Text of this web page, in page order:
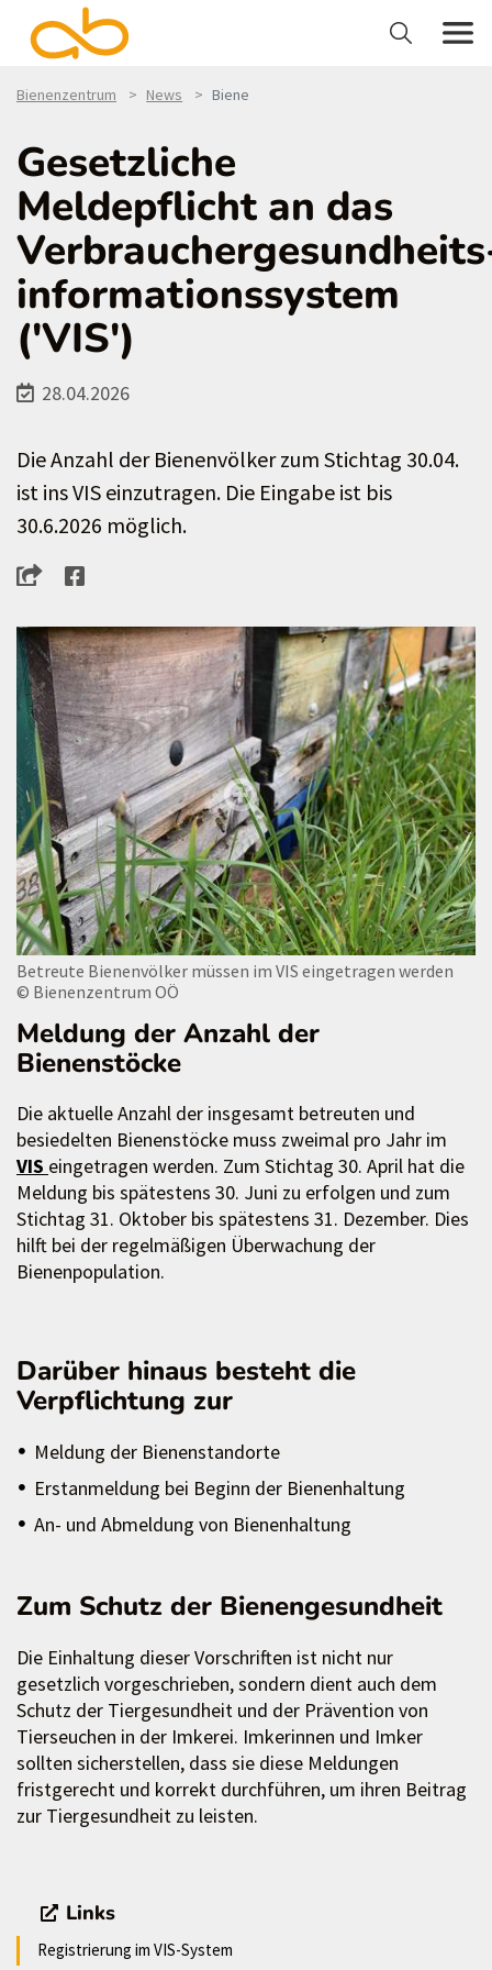
Bienenzentrum News Biene
Gesetzliche
Meldepflicht an das
informationssystem
('VIS')
28.04.2026
Die Anzahl der Bienenvölker zum Stichtag 30.04.
ist ins VIS einzutragen. Die Eingabe ist bis
30.6.2026 möglich.
Betreute Bienenvölker müssen im VIS eingetragen werden
© Bienenzentrum OÖ
Meldung der Anzahl der
Bienenstöcke
Die aktuelle Anzahl der insgesamt betreuten und
besiedelten Bienenstöcke muss zweimal pro Jahr im
VIS eingetragen werden. Zum Stichtag 30. April hat die
Meldung bis spätestens 30. Juni zu erfolgen und zum
Stichtag 31. Oktober bis spätestens 31. Dezember. Dies
hilft bei der regelmäßigen Überwachung der
Bienenpopulation.
Darüber hinaus besteht die
Verpflichtung zur
Meldung der Bienenstandorte
Erstanmeldung bei Beginn der Bienenhaltung
An- und Abmeldung von Bienenhaltung
Zum Schutz der Bienengesundheit
Die Einhaltung dieser Vorschriften ist nicht nur
gesetzlich vorgeschrieben, sondern dient auch dem
Schutz der Tiergesundheit und der Prävention von
Tierseuchen in der Imkerei. Imkerinnen und Imker
sollten sicherstellen, dass sie diese Meldungen
fristgerecht und korrekt durchführen, um ihren Beitrag
zur Tiergesundheit zu leisten.
Links
Registrierung im VIS-System